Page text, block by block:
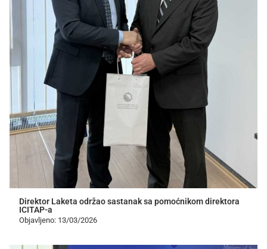
Direktor Laketa održao sastanak sa pomoćnikom direktora
ICITAP-a
Objavljeno: 13/03/2026